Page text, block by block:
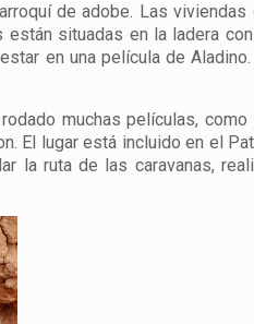
de adobe. Las viviendas
situadas en la ladera
en una película de
muchas películas, como
El lugar está incluido en el
la ruta de las caravanas,